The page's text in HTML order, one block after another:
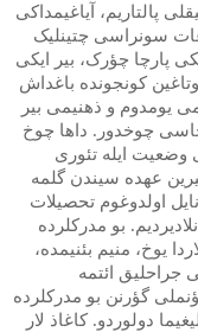
پالتاریم، آیاغیمداکی
سونراسی چتینلیک
پارچا چؤرک، بیر ایکی
کونجونده باغداش
یومدوم و ذهنیمی بیر
چوخدور. داها چوخ
وضعیت ایله تئوری
عهده سیندن گلمه
اولدوغوم تحصیلات
بو مدرکلرده
یوخ، منیم بئنیمده،
جراحلیق ائتمه
گؤرنن بو مدرکلرده
دولوردو. کاغاذ لار